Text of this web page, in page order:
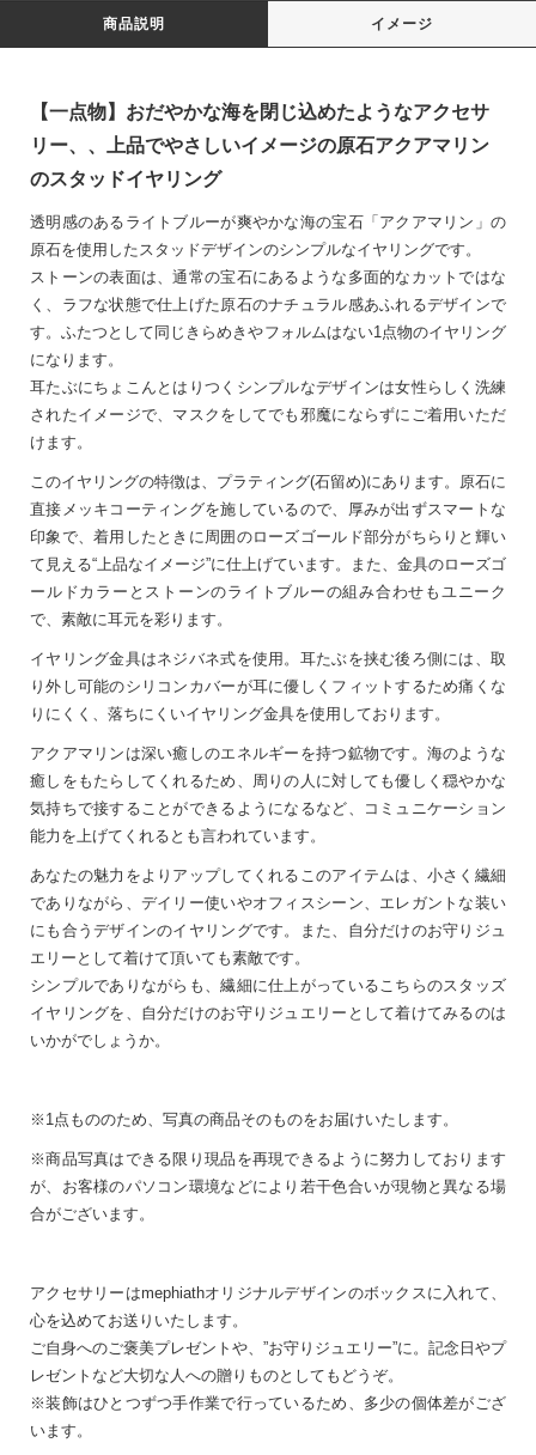
商品説明 イメージ
【一点物】おだやかな海を閉じ込めたようなアクセサ
リー、、上品でやさしいイメージの原石アクアマリン
のスタッドイヤリング
透明感のあるライトブルーが爽やかな海の宝石「アクアマリン」の
原石を使用したスタッドデザインのシンプルなイヤリングです。
ストーンの表面は、通常の宝石にあるような多面的なカットではな
く、ラフな状態で仕上げた原石のナチュラル感あふれるデザインで
す。ふたつとして同じきらめきやフォルムはない1点物のイヤリング
になります。
耳たぶにちょこんとはりつくシンプルなデザインは女性らしく洗練
されたイメージで、マスクをしてでも邪魔にならずにご着用いただ
けます。
このイヤリングの特徴は、プラティング(石留め)にあります。原石に
直接メッキコーティングを施しているので、厚みが出ずスマートな
印象で、着用したときに周囲のローズゴールド部分がちらりと輝い
て見える“上品なイメージ”に仕上げています。また、金具のローズゴ
ールドカラーとストーンのライトブルーの組み合わせもユニーク
で、素敵に耳元を彩ります。
イヤリング金具はネジバネ式を使用。耳たぶを挟む後ろ側には、取
り外し可能のシリコンカバーが耳に優しくフィットするため痛くな
りにくく、落ちにくいイヤリング金具を使用しております。
アクアマリンは深い癒しのエネルギーを持つ鉱物です。海のような
癒しをもたらしてくれるため、周りの人に対しても優しく穏やかな
気持ちで接することができるようになるなど、コミュニケーション
能力を上げてくれるとも言われています。
あなたの魅力をよりアップしてくれるこのアイテムは、小さく繊細
でありながら、デイリー使いやオフィスシーン、エレガントな装い
にも合うデザインのイヤリングです。また、自分だけのお守りジュ
エリーとして着けて頂いても素敵です。
シンプルでありながらも、繊細に仕上がっているこちらのスタッズ
イヤリングを、自分だけのお守りジュエリーとして着けてみるのは
いかがでしょうか。
※1点もののため、写真の商品そのものをお届けいたします。
※商品写真はできる限り現品を再現できるように努力しております
が、お客様のパソコン環境などにより若干色合いが現物と異なる場
合がございます。
アクセサリーはmephiathオリジナルデザインのボックスに入れて、
心を込めてお送りいたします。
ご自身へのご褒美プレゼントや、”お守りジュエリー”に。記念日やプ
レゼントなど大切な人への贈りものとしてもどうぞ。
※装飾はひとつずつ手作業で行っているため、多少の個体差がござ
います。